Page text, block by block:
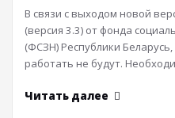
В связи с выходом новой
(версия 3.3) от фонда
(ФСЗН) Республики
работать не будут.
Читать далее